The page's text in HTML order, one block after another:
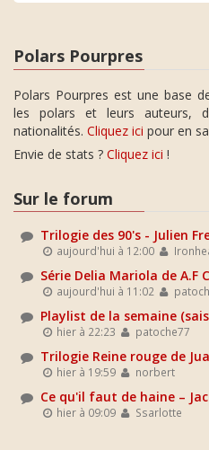
Polars Pourpres
Polars Pourpres est une base
les polars et leurs auteurs,
nationalités. Cliquez ici pour en
Envie de stats ? Cliquez ici !
Sur le forum
Trilogie des 90's - Julien
aujourd'hui à 12:00
Série Delia Mariola de A.F
aujourd'hui à 11:02
Playlist de la semaine
hier à 22:23 patoche77
Trilogie Reine rouge de
hier à 19:59 norbert
Ce qu'il faut de haine –
hier à 09:09 Ssarlotte